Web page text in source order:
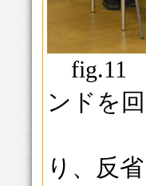
fig.11
ンドを
その
り、反